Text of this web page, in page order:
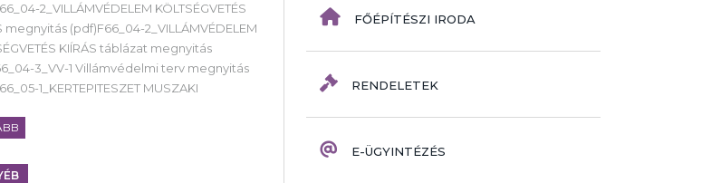
2_VILLÁMVÉDELEM KÖLTSÉGVETÉS
megnyitás (pdf)F66_04-2_VILLÁMVÉDELEM
KIÍRÁS táblázat megnyitás
3_VV-1 Villámvédelmi terv megnyitás
1_KERTEPITESZET MUSZAKI
FŐÉPÍTÉSZI IRODA
RENDELETEK
E-ÜGYINTÉZÉS